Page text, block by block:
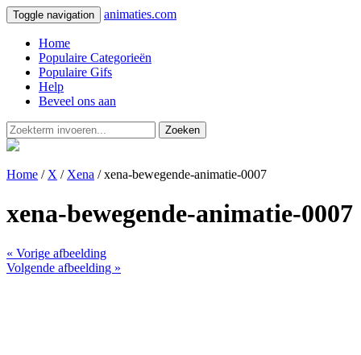
Toggle navigation animaties.com
Home
Populaire Categorieën
Populaire Gifs
Help
Beveel ons aan
Zoeken
Home / X / Xena / xena-bewegende-animatie-0007
xena-bewegende-animatie-0007
« Vorige afbeelding
Volgende afbeelding »